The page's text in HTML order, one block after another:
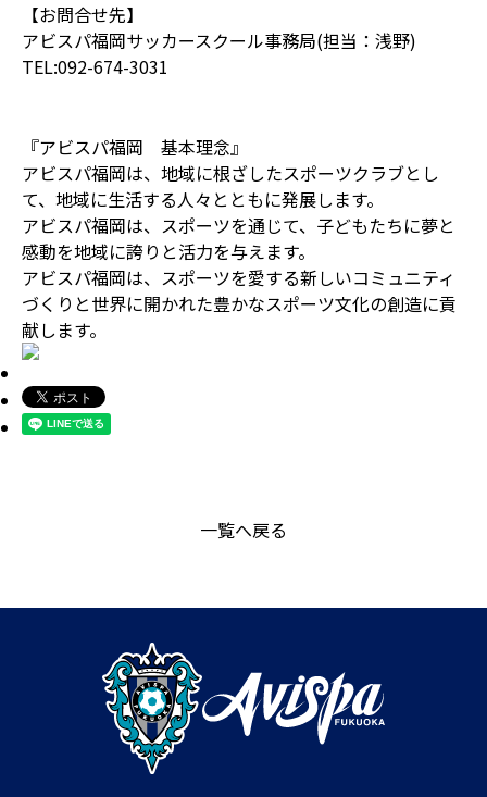
【お問合せ先】
アビスパ福岡サッカースクール事務局(担当：浅野)
TEL:092-674-3031
『アビスパ福岡 基本理念』
アビスパ福岡は、地域に根ざしたスポーツクラブとし
て、地域に生活する人々とともに発展します。
アビスパ福岡は、スポーツを通じて、子どもたちに夢と
感動を地域に誇りと活力を与えます。
アビスパ福岡は、スポーツを愛する新しいコミュニティ
づくりと世界に開かれた豊かなスポーツ文化の創造に貢
献します。
一覧へ戻る